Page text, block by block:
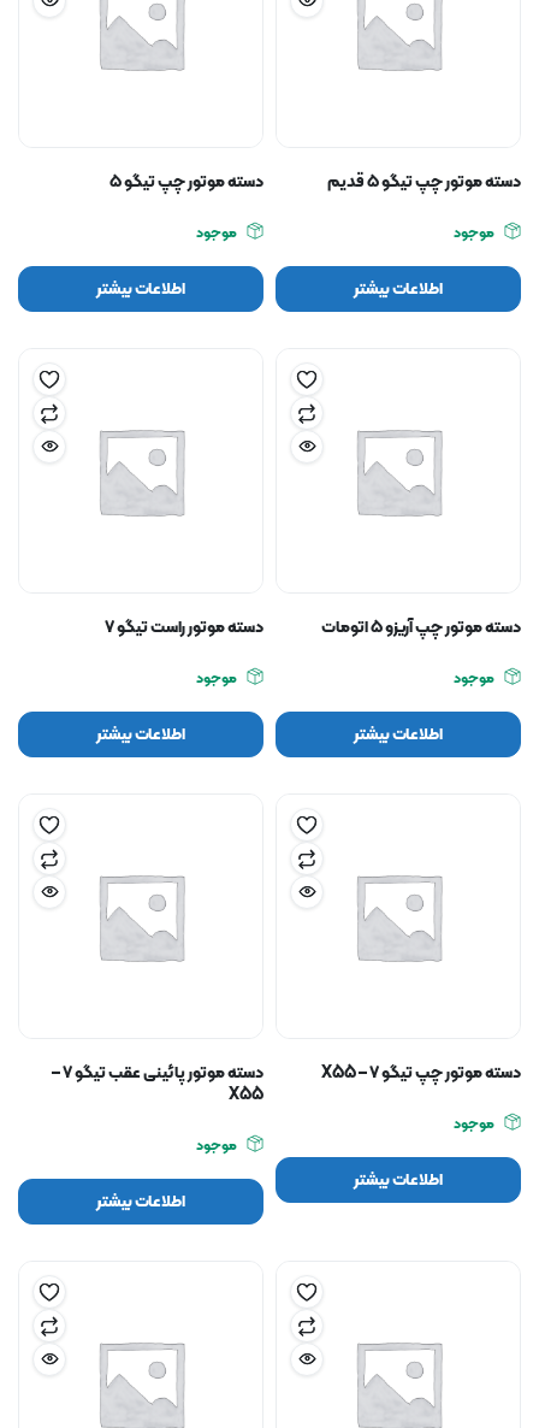
دسته موتور چپ تیگو ۵ قدیم
موجود
اطلاعات بیشتر
دسته موتور چپ تیگو ۵
موجود
اطلاعات بیشتر
دسته موتور چپ آریزو ۵ اتومات
موجود
اطلاعات بیشتر
دسته موتور راست تیگو ۷
موجود
اطلاعات بیشتر
دسته موتور چپ تیگو ۷ – X55
موجود
اطلاعات بیشتر
دسته موتور پائینی عقب تیگو ۷ –
X55
موجود
اطلاعات بیشتر